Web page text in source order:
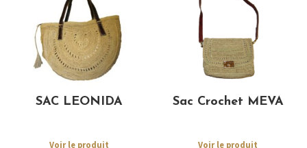
SAC LEONIDA
Voir le produit
Sac Crochet MEVA
Voir le produit